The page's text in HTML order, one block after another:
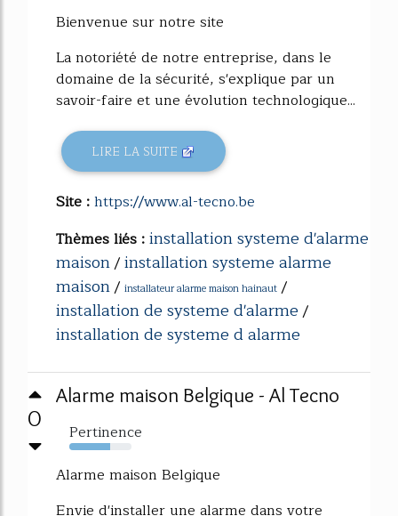
Bienvenue sur notre site
La notoriété de notre entreprise, dans le
domaine de la sécurité, s'explique par un
savoir-faire et une évolution technologique...
LIRE LA SUITE
Site :https://www.al-tecno.be
Thèmes liés :installation systeme d'alarme
maison/installation systeme alarme
maison/ installateur alarme maison hainaut /
installation de systeme d'alarme/
installation de systeme d alarme
0
Alarme maison Belgique - Al Tecno
Pertinence
66%
Alarme maison Belgique
Envie d'installer une alarme dans votre